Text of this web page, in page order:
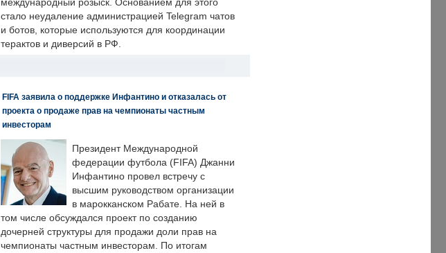
международный розыск. Основанием для этого
стало неудаление администрацией Telegram чатов
и ботов, которые используются для координации
терактов и диверсий в РФ.
FIFA заявила о поддержке Инфантино и отказалась от
проекта о продаже прав на чемпионаты частным
инвесторам
Президент Международной
федерации футбола (FIFA) Джанни
Инфантино провел встречу с
высшим руководством организации
в марокканском Рабате. На ней в
том числе обсуждался проект по созданию
дочерней структуры для продажи доли прав на
чемпионаты частным инвесторам. По итогам